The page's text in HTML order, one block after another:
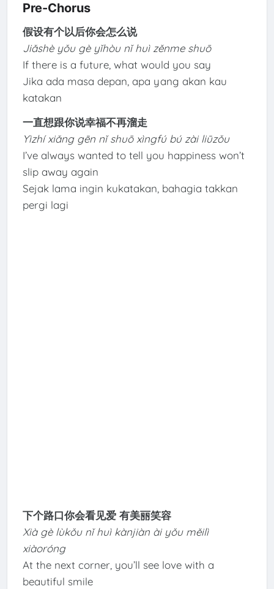
Pre-Chorus
假设有个以后你会怎么说
Jiǎshè yǒu gè yǐhòu nǐ huì zěnme shuō
If there is a future, what would you say
Jika ada masa depan, apa yang akan kau
katakan
一直想跟你说幸福不再溜走
Yìzhí xiǎng gēn nǐ shuō xìngfú bú zài liūzǒu
I’ve always wanted to tell you happiness won’t
slip away again
Sejak lama ingin kukatakan, bahagia takkan
pergi lagi
下个路口你会看见爱 有美丽笑容
Xià gè lùkǒu nǐ huì kànjiàn ài yǒu měilì
xiàoróng
At the next corner, you’ll see love with a
beautiful smile